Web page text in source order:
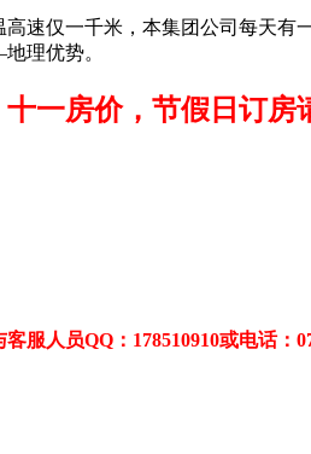
速仅一千米，本集团公司每天有
理优势。
一房价，节假日订房
服人员QQ：178510910或电话：